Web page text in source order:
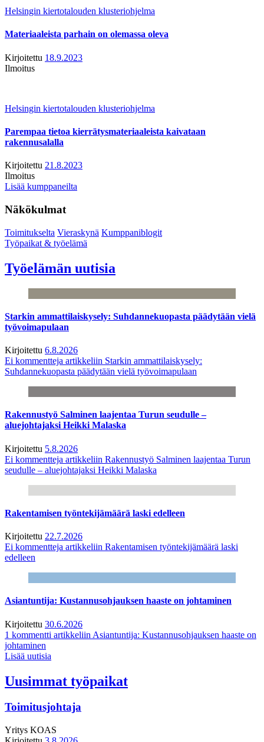
Helsingin kiertotalouden klusteriohjelma
Materiaaleista parhain on olemassa oleva
Kirjoitettu 18.9.2023
Ilmoitus
Helsingin kiertotalouden klusteriohjelma
Parempaa tietoa kierrätysmateriaaleista kaivataan
rakennusalalla
Kirjoitettu 21.8.2023
Ilmoitus
Lisää kumppaneilta
Näkökulmat
Toimitukselta Vieraskynä Kumppaniblogit
Työpaikat & työelämä
Työelämän uutisia
Starkin ammattilaiskysely: Suhdannekuopasta päädytään vielä
työvoimapulaan
Kirjoitettu 6.8.2026
Ei kommentteja artikkeliin Starkin ammattilaiskysely:
Suhdannekuopasta päädytään vielä työvoimapulaan
Rakennustyö Salminen laajentaa Turun seudulle –
aluejohtajaksi Heikki Malaska
Kirjoitettu 5.8.2026
Ei kommentteja artikkeliin Rakennustyö Salminen laajentaa Turun
seudulle – aluejohtajaksi Heikki Malaska
Rakentamisen työntekijämäärä laski edelleen
Kirjoitettu 22.7.2026
Ei kommentteja artikkeliin Rakentamisen työntekijämäärä laski
edelleen
Asiantuntija: Kustannusohjauksen haaste on johtaminen
Kirjoitettu 30.6.2026
1 kommentti artikkeliin Asiantuntija: Kustannusohjauksen haaste on
johtaminen
Lisää uutisia
Uusimmat työpaikat
Toimitusjohtaja
Yritys KOAS